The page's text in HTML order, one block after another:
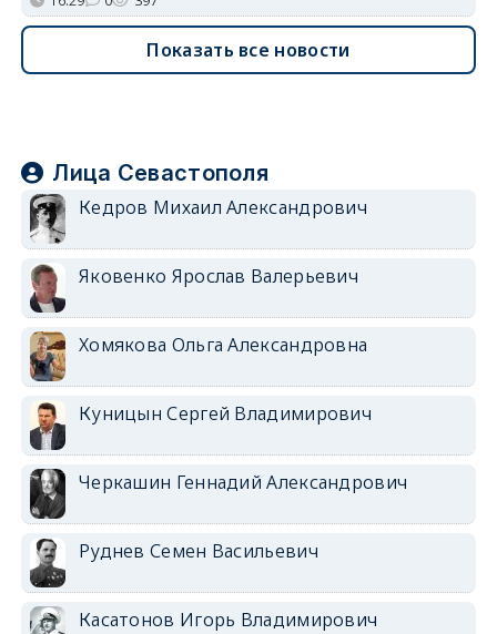
Показать все новости
Лица Севастополя
Кедров Михаил Александрович
Яковенко Ярослав Валерьевич
Хомякова Ольга Александровна
Куницын Сергей Владимирович
Черкашин Геннадий Александрович
Руднев Семен Васильевич
Касатонов Игорь Владимирович